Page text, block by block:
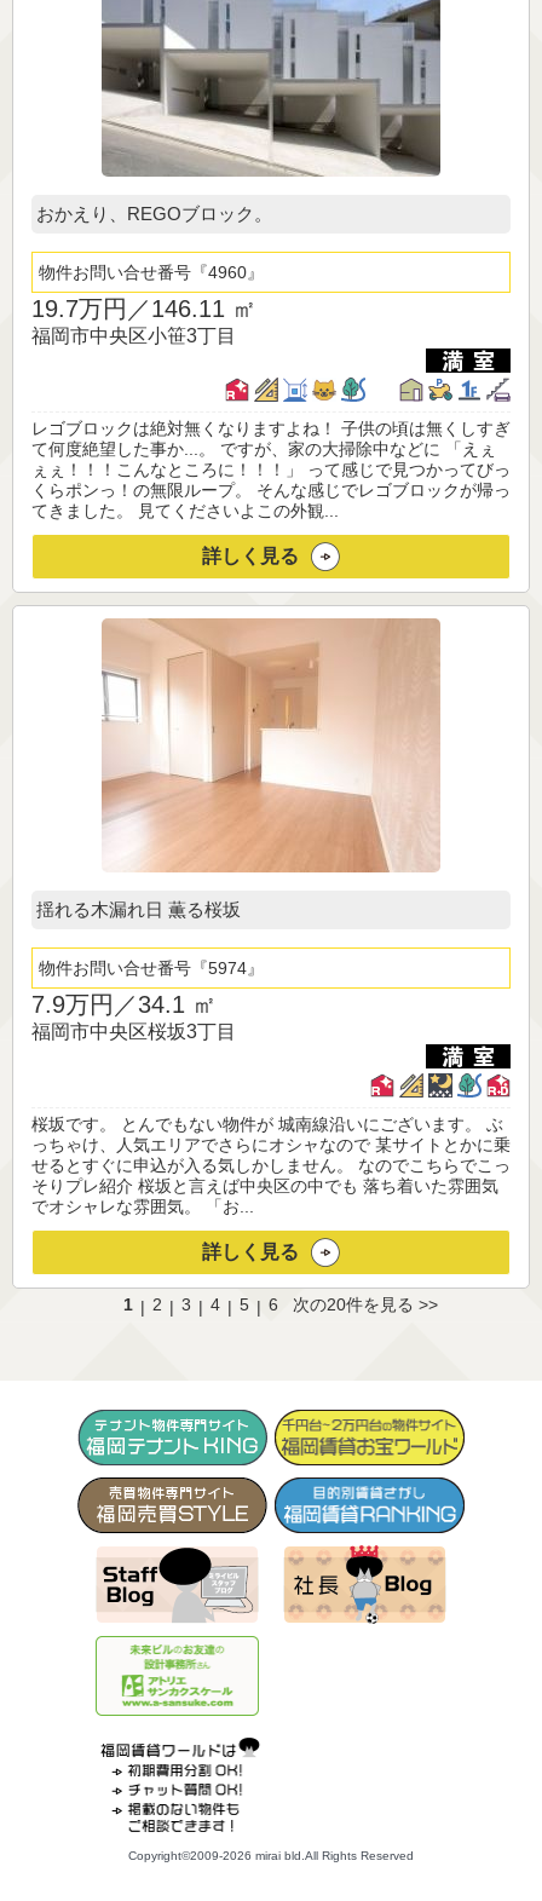
おかえり、REGOブロック。
物件お問い合せ番号 4960
19.7万円／146.11 ㎡
福岡市中央区小笹3丁目
レゴブロックは絶対無くなりますよね！ 子供の頃は無くしすぎ
て何度絶望した事か...。 ですが、家の大掃除中などに 「えぇ
ぇぇ！！！こんなところに！！！」 って感じで見つかってびっ
くらポンっ！の無限ループ。 そんな感じでレゴブロックが帰っ
てきました。 見てくださいよこの外観...
詳しく見る
揺れる木漏れ日 薫る桜坂
物件お問い合せ番号 5974
7.9万円／34.1 ㎡
福岡市中央区桜坂3丁目
桜坂です。 とんでもない物件が 城南線沿いにございます。 ぶ
っちゃけ、人気エリアでさらにオシャなので 某サイトとかに乗
せるとすぐに申込が入る気しかしません。 なのでこちらでこっ
そりプレ紹介 桜坂と言えば中央区の中でも 落ち着いた雰囲気
でオシャレな雰囲気。 「お...
詳しく見る
1 | 2 | 3 | 4 | 5 | 6 次の20件を見る >>
Copyright©2009-2026 mirai bld.All Rights Reserved